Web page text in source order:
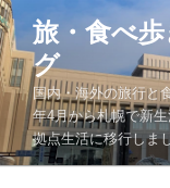
コ
ン
テ
ン
ツ
へ
ス
旅・食べ
グ
国内・海外の旅行と
年4月から札幌で新
拠点生活に移行しま